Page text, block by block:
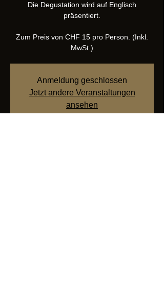
Die Degustation wird auf Englisch
präsentiert.
Zum Preis von CHF 15 pro Person. (Inkl.
MwSt.)
Anmeldung geschlossen
Jetzt andere Veranstaltungen
ansehen